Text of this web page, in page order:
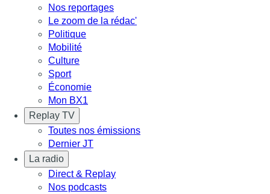
Nos reportages
Le zoom de la rédac'
Politique
Mobilité
Culture
Sport
Économie
Mon BX1
Replay TV
Toutes nos émissions
Dernier JT
La radio
Direct & Replay
Nos podcasts